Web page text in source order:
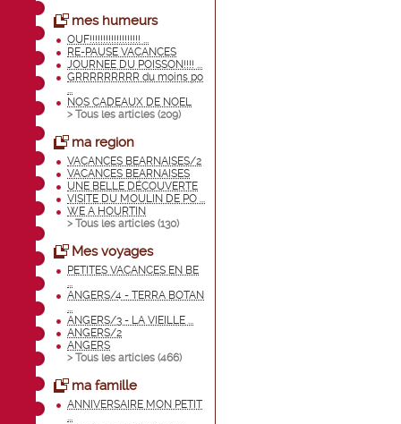
mes humeurs
OUF!!!!!!!!!!!!!!!!!!! ...
RE-PAUSE VACANCES
JOURNEE DU POISSON!!!! ...
GRRRRRRRRR du moins po
...
NOS CADEAUX DE NOEL
> Tous les articles (209)
ma region
VACANCES BEARNAISES/2
VACANCES BEARNAISES
UNE BELLE DÉCOUVERTE
VISITE DU MOULIN DE PO ...
WE A HOURTIN
> Tous les articles (130)
Mes voyages
PETITES VACANCES EN BE
...
ANGERS/4 - TERRA BOTAN
...
ANGERS/3 - LA VIEILLE ...
ANGERS/2
ANGERS
> Tous les articles (466)
ma famille
ANNIVERSAIRE MON PETIT
...